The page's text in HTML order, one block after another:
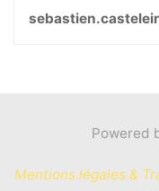
Powered
Mentions légales &